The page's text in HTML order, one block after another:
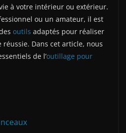
à votre intérieur ou extérieur.
ou un amateur, il est
outils adaptés pour réaliser
Dans cet article, nous
de l’outillage pour